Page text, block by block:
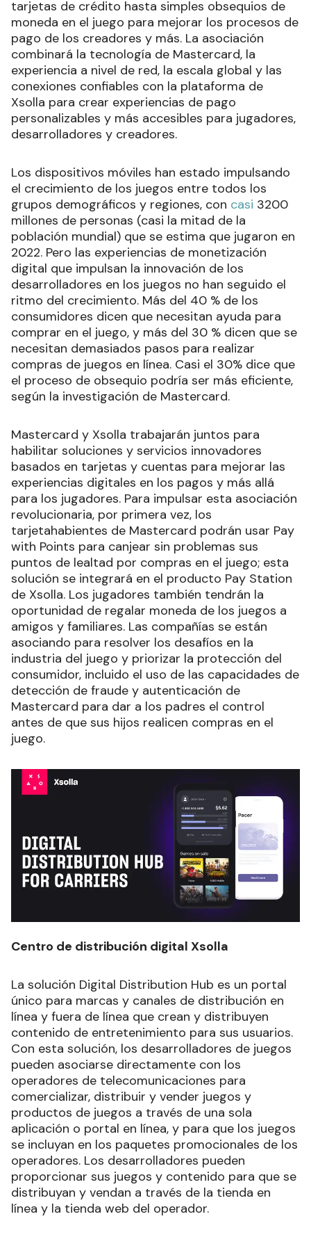
tarjetas de crédito hasta simples obsequios de
moneda en el juego para mejorar los procesos de
pago de los creadores y más. La asociación
combinará la tecnología de Mastercard, la
experiencia a nivel de red, la escala global y las
conexiones confiables con la plataforma de
Xsolla para crear experiencias de pago
personalizables y más accesibles para jugadores,
desarrolladores y creadores.
Los dispositivos móviles han estado impulsando
el crecimiento de los juegos entre todos los
grupos demográficos y regiones, con casi 3200
millones de personas (casi la mitad de la
población mundial) que se estima que jugaron en
2022. Pero las experiencias de monetización
digital que impulsan la innovación de los
desarrolladores en los juegos no han seguido el
ritmo del crecimiento. Más del 40 % de los
consumidores dicen que necesitan ayuda para
comprar en el juego, y más del 30 % dicen que se
necesitan demasiados pasos para realizar
compras de juegos en línea. Casi el 30% dice que
el proceso de obsequio podría ser más eficiente,
según la investigación de Mastercard.
Mastercard y Xsolla trabajarán juntos para
habilitar soluciones y servicios innovadores
basados ​​en tarjetas y cuentas para mejorar las
experiencias digitales en los pagos y más allá
para los jugadores. Para impulsar esta asociación
revolucionaria, por primera vez, los
tarjetahabientes de Mastercard podrán usar Pay
with Points para canjear sin problemas sus
puntos de lealtad por compras en el juego; esta
solución se integrará en el producto Pay Station
de Xsolla. Los jugadores también tendrán la
oportunidad de regalar moneda de los juegos a
amigos y familiares. Las compañías se están
asociando para resolver los desafíos en la
industria del juego y priorizar la protección del
consumidor, incluido el uso de las capacidades de
detección de fraude y autenticación de
Mastercard para dar a los padres el control
antes de que sus hijos realicen compras en el
juego.
Centro de distribución digital Xsolla
La solución Digital Distribution Hub es un portal
único para marcas y canales de distribución en
línea y fuera de línea que crean y distribuyen
contenido de entretenimiento para sus usuarios.
Con esta solución, los desarrolladores de juegos
pueden asociarse directamente con los
operadores de telecomunicaciones para
comercializar, distribuir y vender juegos y
productos de juegos a través de una sola
aplicación o portal en línea, y para que los juegos
se incluyan en los paquetes promocionales de los
operadores. Los desarrolladores pueden
proporcionar sus juegos y contenido para que se
distribuyan y vendan a través de la tienda en
línea y la tienda web del operador.